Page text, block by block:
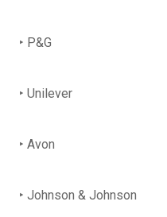
‣ P&G
‣ Unilever
‣ Avon
‣ Johnson & Johnson